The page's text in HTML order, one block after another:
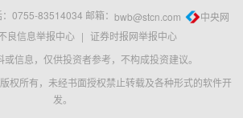
0755-83514034 邮箱： bwb@stcn.com
中央网
良信息举报中心 | 证券时报网举报中心
信息，仅供投资者参考，不构成投资建议。
权所有，未经书面授权禁止转载及各种形式的软件开
发。